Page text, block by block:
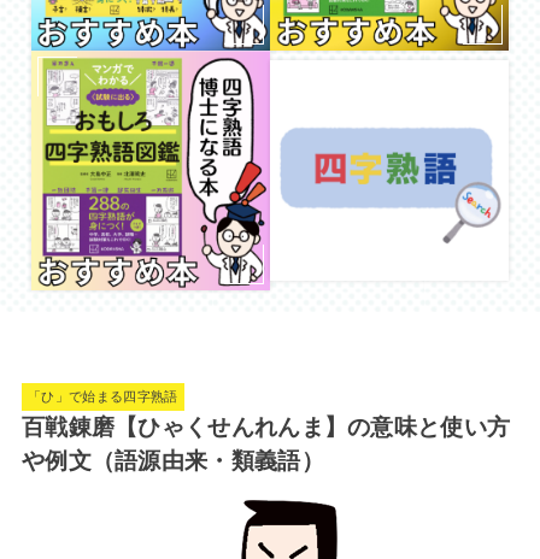
「ひ」で始まる四字熟語
百戦錬磨【ひゃくせんれんま】の意味と使い方
や例文（語源由来・類義語）